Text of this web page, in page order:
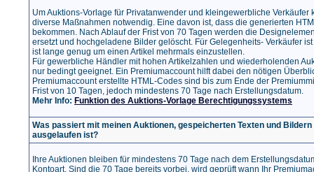
Um Auktions-Vorlage für Privatanwender und kleingewerbliche Verkäufer
diverse Maßnahmen notwendig. Eine davon ist, dass die generierten
bekommen. Nach Ablauf der Frist von 70 Tagen werden die
ersetzt und hochgeladene Bilder gelöscht. Für Gelegenheits- Verkäufer
ist lange genug um einen Artikel mehrmals einzustellen.
Für gewerbliche Händler mit hohen Artikelzahlen und wiederholenden
nur bedingt geeignet. Ein Premiumaccount hilft dabei den nötigen
Premiumaccount erstellte HTML-Codes sind bis zum Ende der
Frist von 10 Tagen, jedoch mindestens 70 Tage nach Erstellungsdatum.
Mehr Info: Funktion des Auktions-Vorlage Berechtigungssystems
Was passiert mit meinen Auktionen, gespeicherten Texten und
ausgelaufen ist?
Ihre Auktionen bleiben für mindestens 70 Tage nach dem
Kontoart. Sind die 70 Tage bereits vorbei, wird geprüft wann Ihr